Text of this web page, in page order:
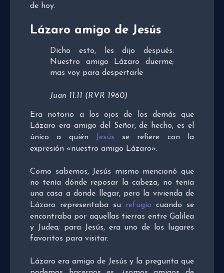
de hoy.
Lázaro amigo de Jesús
Dicho esto, les dijo después:
Nuestro amigo Lázaro duerme;
mas voy para despertarle
Juan 11:11 (RVR 1960)
Era notorio a los ojos de los demás que
Lázaro era amigo del Señor, de hecho, es el
único a quién
Jesús se refiere con la
expresión «nuestro amigo Lázaro».
Como sabemos, Jesús mismo mencionó que
no tenía dónde reposar la cabeza, no tenía
una casa a donde llegar, pero la vivienda de
Lázaro representaba su refugio cuando se
encontraba por aquellas tierras entre Galilea
y Judea; para Jesús, era uno de los lugares
favoritos para visitar.
Lázaro era amigo de Jesús y la pregunta que